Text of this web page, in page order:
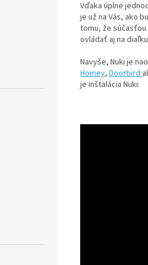
Vďaka úplne
je už na Vás, ako
tomu, že
ovládať aj na
Navyše, Nuki je
Homey, Doorbird
je inštalácia Nuki: